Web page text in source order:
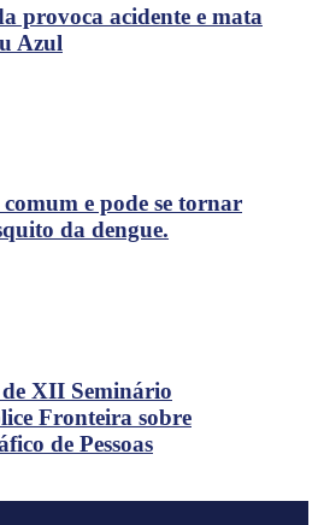
provoca acidente e mata
Azul
e pode se tornar
da dengue.
XII Seminário
Fronteira sobre
de Pessoas